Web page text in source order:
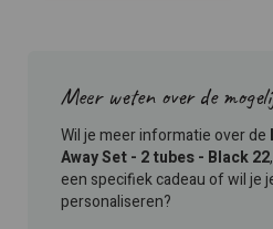
Meer weten over de
Wil je meer informatie over de
Away Set - 2 tubes - Black 22
een specifiek cadeau of wil je
personaliseren?